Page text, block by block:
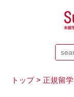
トップ> 正規留学